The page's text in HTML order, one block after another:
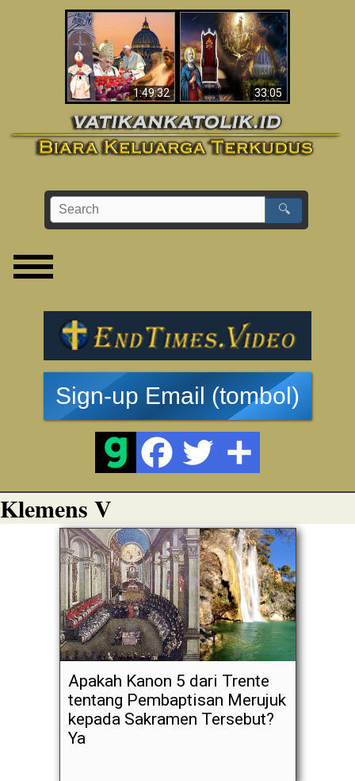
1:49:32
Wahyu di Vatikan
Sekarang
33:05
Apakah Alkitab
Memprediksikan 70
Tahun Tanpa
Seorang Paus?
🔍
Sign-up Email (tombol)
Klemens V
Apakah Kanon 5 dari Trente
tentang Pembaptisan Merujuk
kepada Sakramen Tersebut?
Ya